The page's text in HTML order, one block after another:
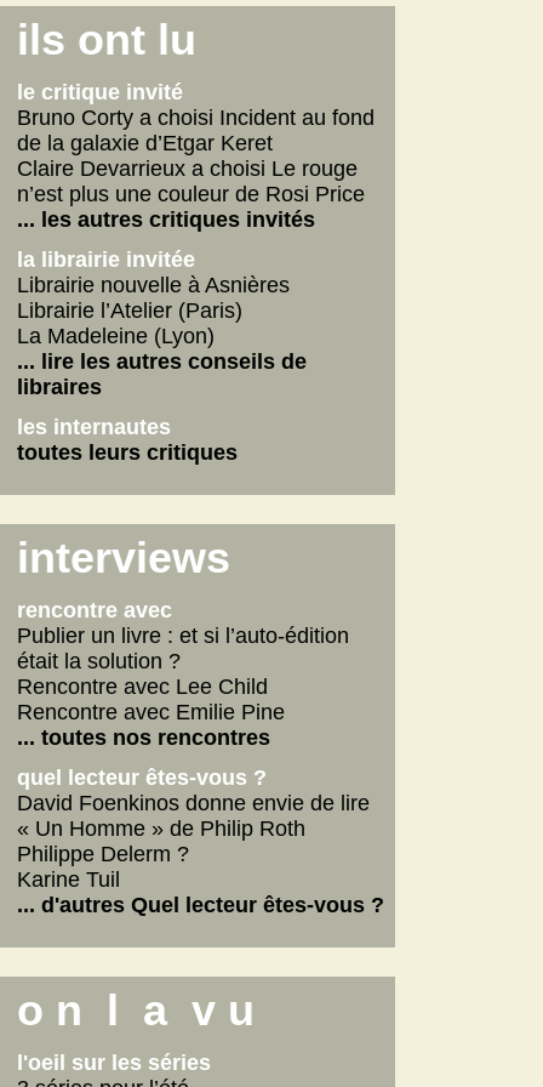
Connemara
La fabrique des pervers
Journal d'un écrivain
... lire les autres
on n'aurait pas dû
Vie de Gérard Fulmard
La tempête qui vient
Stupor Mundi
... lire les autres
internautes
Yoga
Betty
les autres critiques des internautes
Scarlett
La fabrique des pervers
... lire les autres
ils ont lu
le critique invité
Bruno Corty a choisi Incident au fond
de la galaxie d’Etgar Keret
Claire Devarrieux a choisi Le rouge
n’est plus une couleur de Rosi Price
... les autres critiques invités
la librairie invitée
Librairie nouvelle à Asnières
Librairie l’Atelier (Paris)
La Madeleine (Lyon)
... lire les autres conseils de
libraires
les internautes
toutes leurs critiques
interviews
rencontre avec
Publier un livre : et si l’auto-édition
était la solution ?
Rencontre avec Lee Child
Rencontre avec Emilie Pine
... toutes nos rencontres
quel lecteur êtes-vous ?
David Foenkinos donne envie de lire
« Un Homme » de Philip Roth
Philippe Delerm ?
Karine Tuil
... d'autres Quel lecteur êtes-vous ?
o n l a v u
l'oeil sur les séries